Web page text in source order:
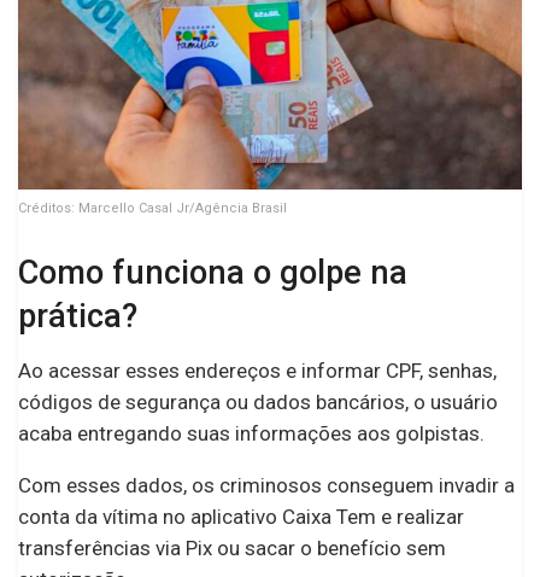
Créditos: Marcello Casal Jr/Agência Brasil
Como funciona o golpe na
prática?
Ao acessar esses endereços e informar CPF, senhas,
códigos de segurança ou dados bancários, o usuário
acaba entregando suas informações aos golpistas.
Com esses dados, os criminosos conseguem invadir a
conta da vítima no aplicativo Caixa Tem e realizar
transferências via Pix ou sacar o benefício sem